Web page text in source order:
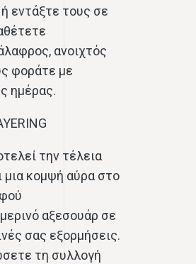
εντάξτε τους σε
ανοιχτός
φοράτε με
ημέρας.
την τέλεια
κομψή αύρα στο
αξεσουάρ σε
σας εξορμήσεις.
τη συλλογή